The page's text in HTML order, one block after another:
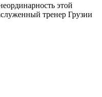
этой
тренер Грузии